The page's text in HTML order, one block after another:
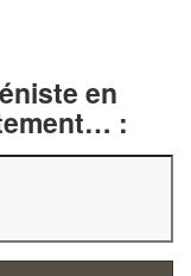
en
: